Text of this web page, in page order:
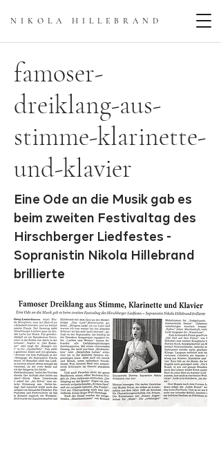
NIKOLA HILLEBRAN D
famoser-
dreiklang-aus-
stimme-klarinette-
und-klavier
Eine Ode an die Musik gab es
beim zweiten Festivaltag des
Hirschberger Liedfestes -
Sopranistin Nikola Hillebrand
brillierte